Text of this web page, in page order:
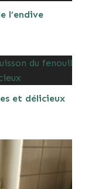
l’endive
et délicieux